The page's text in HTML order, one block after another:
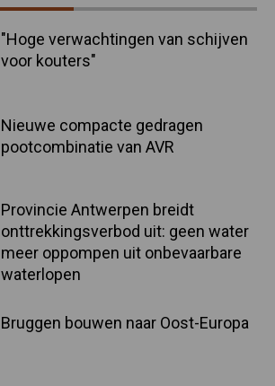
"Hoge verwachtingen van schijven
voor kouters"
Nieuwe compacte gedragen
pootcombinatie van AVR
Provincie Antwerpen breidt
onttrekkingsverbod uit: geen water
meer oppompen uit onbevaarbare
waterlopen
Bruggen bouwen naar Oost-Europa